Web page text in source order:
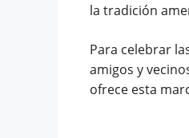
la tradición
Para celebrar
amigos y
ofrece esta